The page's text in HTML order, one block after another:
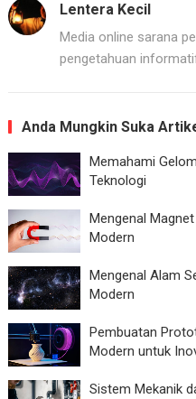
Lentera Kecil
Media online sarana
pengetahuan
Anda Mungkin Suka
Memahami
Teknologi
Mengenal
Modern
Mengenal Alam
Modern
Pembuatan
Modern untuk
Sistem Mekanik